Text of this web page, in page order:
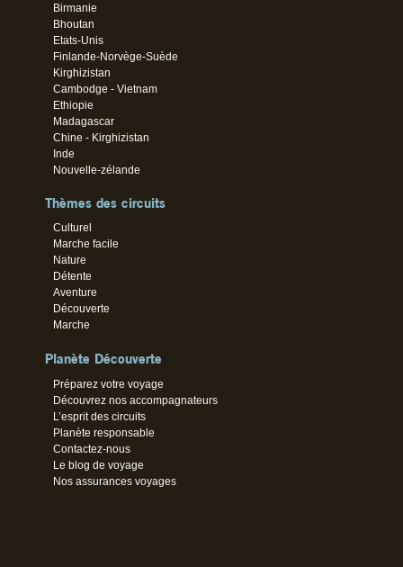
Birmanie
Bhoutan
Etats-Unis
Finlande-Norvège-Suède
Kirghizistan
Cambodge - Vietnam
Ethiopie
Madagascar
Chine - Kirghizistan
Inde
Nouvelle-zélande
Thèmes des circuits
Culturel
Marche facile
Nature
Détente
Aventure
Découverte
Marche
Planète Découverte
Préparez votre voyage
Découvrez nos accompagnateurs
L’esprit des circuits
Planète responsable
Contactez-nous
Le blog de voyage
Nos assurances voyages